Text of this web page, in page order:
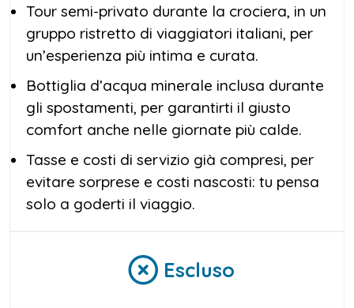
Tour semi-privato durante la crociera, in un
gruppo ristretto di viaggiatori italiani, per
un’esperienza più intima e curata.
Bottiglia d’acqua minerale inclusa durante
gli spostamenti, per garantirti il giusto
comfort anche nelle giornate più calde.
Tasse e costi di servizio già compresi, per
evitare sorprese e costi nascosti: tu pensa
solo a goderti il viaggio.
Escluso